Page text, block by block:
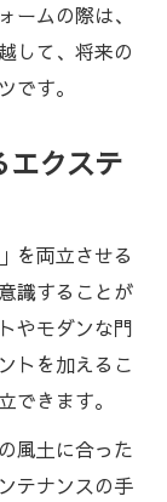
ムの際は、
して、将来の
です。
エクステ
を両立させる
識することが
やモダンな門
トを加えるこ
できます。
風土に合った
テナンスの手